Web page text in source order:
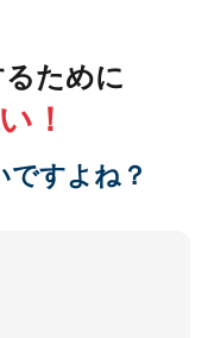
ために
！
すよね？